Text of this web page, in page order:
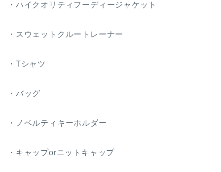
・ハイクオリティフーディージャケット
・スウェットクルートレーナー
・Tシャツ
・バッグ
・ノベルティキーホルダー
・キャップorニットキャップ